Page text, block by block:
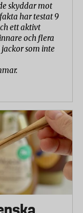
skyddar mot
har testat 9
ett aktivt
och flera
som inte